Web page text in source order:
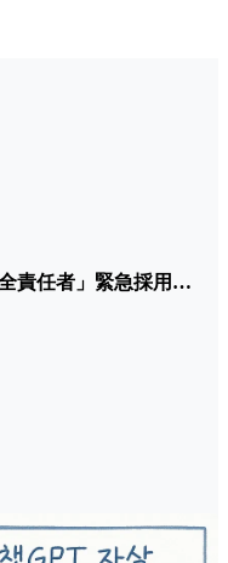
責任者」緊急採用…